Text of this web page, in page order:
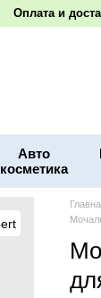
Оплата и
Авто
косметика